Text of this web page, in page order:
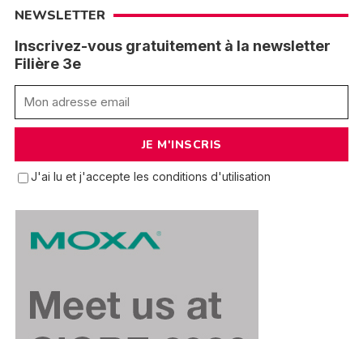
NEWSLETTER
Inscrivez-vous gratuitement à la newsletter
Filière 3e
J'ai lu et j'accepte les conditions d'utilisation